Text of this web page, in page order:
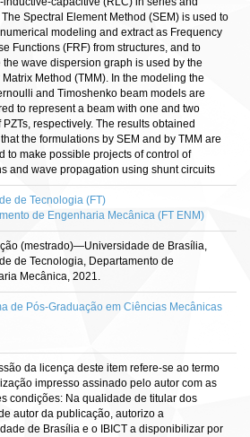
Spectral Element Method (SEM) is used to
modeling and extract as Frequency
Functions (FRF) from structures, and to
the wave dispersion graph is used by the
Matrix Method (TMM). In the modeling the
and Timoshenko beam models are
to represent a beam with one and two
PZTs, respectively. The results obtained
the formulations by SEM and by TMM are
to make possible projects of control of
and wave propagation using shunt circuits
de Tecnologia (FT)
de Engenharia Mecânica (FT ENM)
(mestrado)—Universidade de Brasília,
de Tecnologia, Departamento de
Mecânica, 2021.
de Pós-Graduação em Ciências Mecânicas
da licença deste item refere-se ao termo
impresso assinado pelo autor com as
condições: Na qualidade de titular dos
autor da publicação, autorizo a
de Brasília e o IBICT a disponibilizar por